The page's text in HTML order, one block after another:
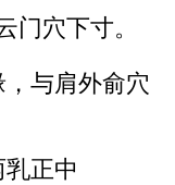
穴下寸。
与肩外俞穴
正中